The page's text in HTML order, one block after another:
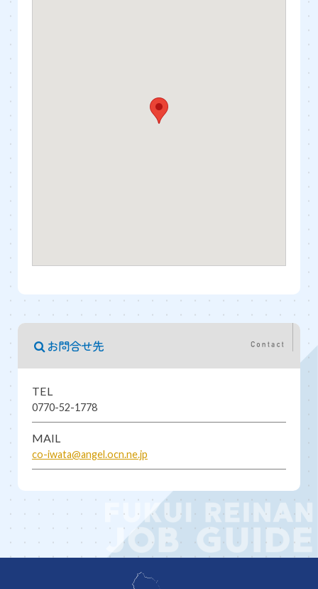
お問合せ先
TEL
0770-52-1778
MAIL
co-iwata@angel.ocn.ne.jp